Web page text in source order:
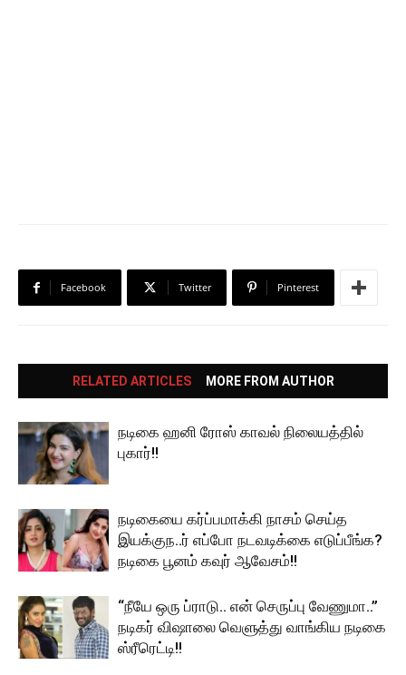
Facebook Twitter Pinterest
RELATED ARTICLES MORE FROM AUTHOR
நடிகை ஹனி ரோஸ் காவல் நிலையத்தில்
புகார்!!
நடிகையை கர்ப்பமாக்கி நாசம் செய்த
இயக்குந..ர் எப்போ நடவடிக்கை எடுப்பீங்க?
நடிகை பூனம் கவுர் ஆவேசம்!!
“நீயே ஒரு ப்ராடு.. என் செருப்பு வேணுமா..”
நடிகர் விஷாலை வெளுத்து வாங்கிய நடிகை
ஸ்ரீரெட்டி!!